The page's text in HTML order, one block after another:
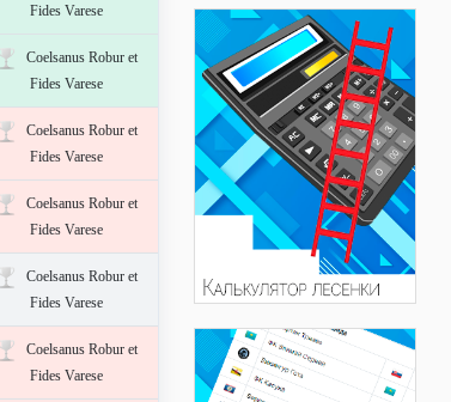
Fides Varese
Coelsanus Robur et
Fides Varese
Coelsanus Robur et
Fides Varese
Coelsanus Robur et
Fides Varese
Coelsanus Robur et
Fides Varese
Coelsanus Robur et
Fides Varese